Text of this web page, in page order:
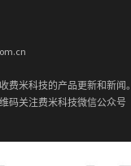
费米科技的产品更新和新闻。
码关注费米科技微信公众号